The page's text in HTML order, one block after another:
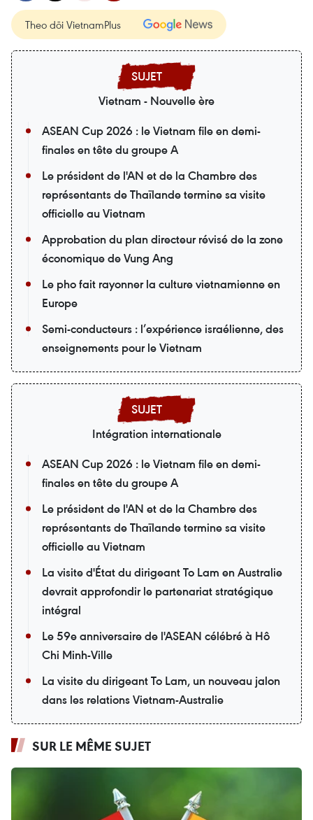
Theo dõi VietnamPlus
Vietnam - Nouvelle ère
ASEAN Cup 2026 : le Vietnam file en demi-
finales en tête du groupe A
Le président de l'AN et de la Chambre des
représentants de Thaïlande termine sa visite
officielle au Vietnam
Approbation du plan directeur révisé de la zone
économique de Vung Ang
Le pho fait rayonner la culture vietnamienne en
Europe
Semi-conducteurs : l’expérience israélienne, des
enseignements pour le Vietnam
Intégration internationale
ASEAN Cup 2026 : le Vietnam file en demi-
finales en tête du groupe A
Le président de l'AN et de la Chambre des
représentants de Thaïlande termine sa visite
officielle au Vietnam
La visite d'État du dirigeant To Lam en Australie
devrait approfondir le partenariat stratégique
intégral
Le 59e anniversaire de l'ASEAN célébré à Hô
Chi Minh-Ville
La visite du dirigeant To Lam, un nouveau jalon
dans les relations Vietnam-Australie
SUR LE MÊME SUJET